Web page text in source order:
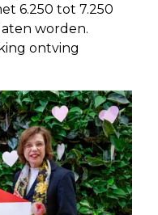
6.250 tot 7.250
worden.
ontving